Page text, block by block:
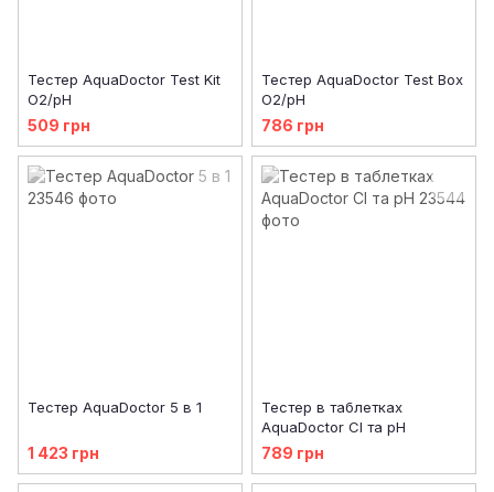
Тестер AquaDoctor Test Kit
O2/pH
509 грн
Тестер AquaDoctor Test Box
O2/pH
786 грн
Тестер AquaDoctor 5 в 1
1 423 грн
Тестер в таблетках
AquaDoctor Cl та pH
789 грн